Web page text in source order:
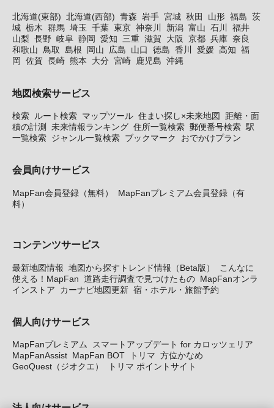
北海道(東部) 北海道(西部) 青森 岩手 宮城 秋田 山形 福島 茨
城 栃木 群馬 埼玉 千葉 東京 神奈川 新潟 富山 石川
福井
山梨 長野 岐阜 静岡 愛知 三重 滋賀 大阪 京都 兵庫 奈良
和歌山 鳥取 島根 岡山 広島 山口 徳島 香川 愛媛 高知 福
岡
佐賀 長崎 熊本 大分 宮崎 鹿児島 沖縄
地図検索サービス
検索 ルート検索 マップツール 住まい探し×未来地図
距離・面
積の計測
未来情報ランキング 住所一覧検索 郵便番号検索 駅
一覧検索 ジャンル一覧検索 ブックマーク おでかけプラン
会員向けサービス
MapFan会員登録（無料）
MapFanプレミアム会員登録（有
料）
コンテンツサービス
最新地図情報 地図から探すトレンド情報（Beta版）
こんなに
使える！MapFan 道路走行調査で見つけたもの MapFanオンラ
インストア
カーナビ地図更新 宿・ホテル・旅館予約
個人向けサービス
MapFanプレミアム
スマートアップデート for カロッツェリア
MapFanAssist MapFan BOT トリマ 方位かなめ
GeoQuest（ジオクエ）
トリマ ポイントサイト